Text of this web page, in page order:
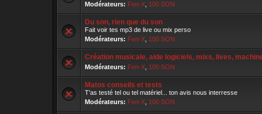
Modérateurs: Fen-X 100 SON
Du son, rien que du son
Fait voir tes mp3 de live ou mix perso
Modérateurs: Fen-X 100 SON
Création musicale, aide logiciels, mixs, lives,
Modérateurs: Fen-X 100 SON
Matos conseils et tests
T'as testé tel ou tel matériel... ton avis nous interresse
Modérateurs: Fen-X 100 SON